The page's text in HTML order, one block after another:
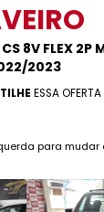
8V FLEX 2P
2023
ESSA OFERTA
para mudar